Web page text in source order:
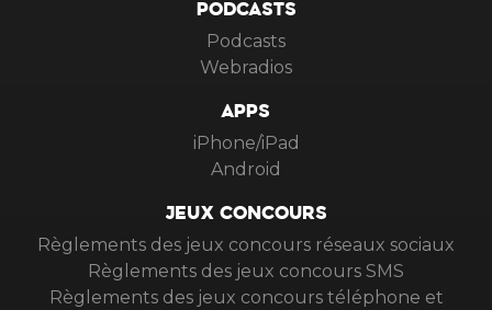
PODCASTS
Podcasts
Webradios
APPS
iPhone/iPad
Android
JEUX CONCOURS
Règlements des jeux concours réseaux sociaux
Règlements des jeux concours SMS
Règlements des jeux concours téléphone et